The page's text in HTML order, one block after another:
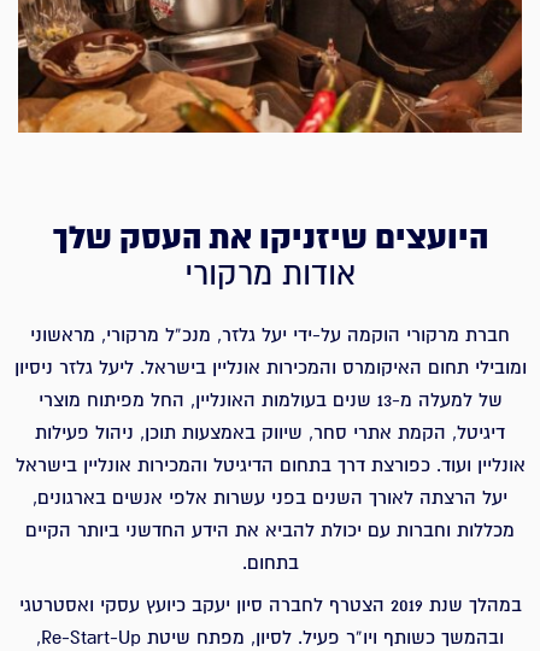
היועצים שיזניקו את העסק שלך
אודות מרקורי
חברת מרקורי הוקמה על-ידי יעל גלזר, מנכ”ל מרקורי, מראשוני
ומובילי תחום האיקומרס והמכירות אונליין בישראל. ליעל גלזר ניסיון
של למעלה מ-13 שנים בעולמות האונליין, החל מפיתוח מוצרי
דיגיטל, הקמת אתרי סחר, שיווק באמצעות תוכן, ניהול פעילות
אונליין ועוד. כפורצת דרך בתחום הדיגיטל והמכירות אונליין בישראל
יעל הרצתה לאורך השנים בפני עשרות אלפי אנשים בארגונים,
מכללות וחברות עם יכולת להביא את הידע החדשני ביותר הקיים
בתחום.
במהלך שנת 2019 הצטרף לחברה סיון יעקב כיועץ עסקי ואסטרטגי
ובהמשך כשותף ויו”ר פעיל. לסיון, מפתח שיטת Re-Start-Up,